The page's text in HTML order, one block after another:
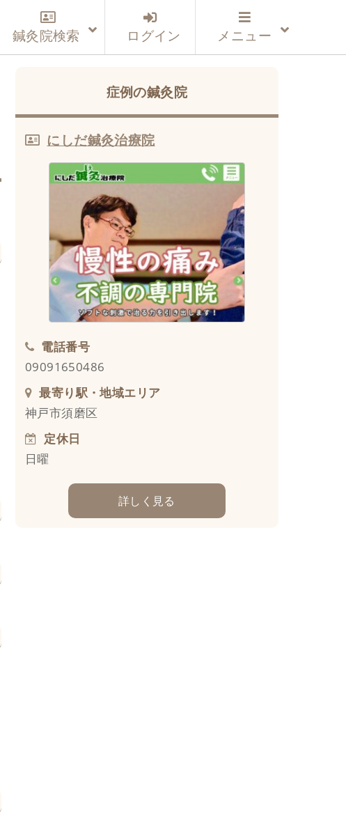
鍼灸院検索 ログイン メニュー
症例の鍼灸院
にしだ鍼灸治療院
電話番号
09091650486
最寄り駅・地域エリア
神戸市須磨区
定休日
日曜
詳しく見る